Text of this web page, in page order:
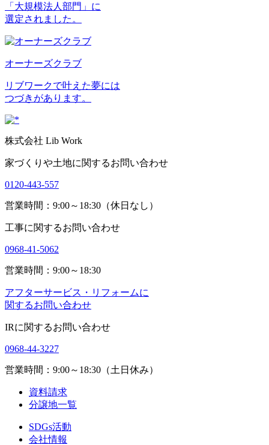
「大規模法人部門」に
選定されました。
オーナーズクラブ
リブワークで叶えた夢には
つづきがあります。
株式会社 Lib Work
家づくりや土地に関するお問い合わせ
0120-443-557
営業時間：9:00～18:30（休日なし）
工事に関するお問い合わせ
0968-41-5062
営業時間：9:00～18:30
アフターサービス・リフォームに
関するお問い合わせ
IRに関するお問い合わせ
0968-44-3227
営業時間：9:00～18:30（土日休み）
資料請求
分譲地一覧
SDGs活動
会社情報